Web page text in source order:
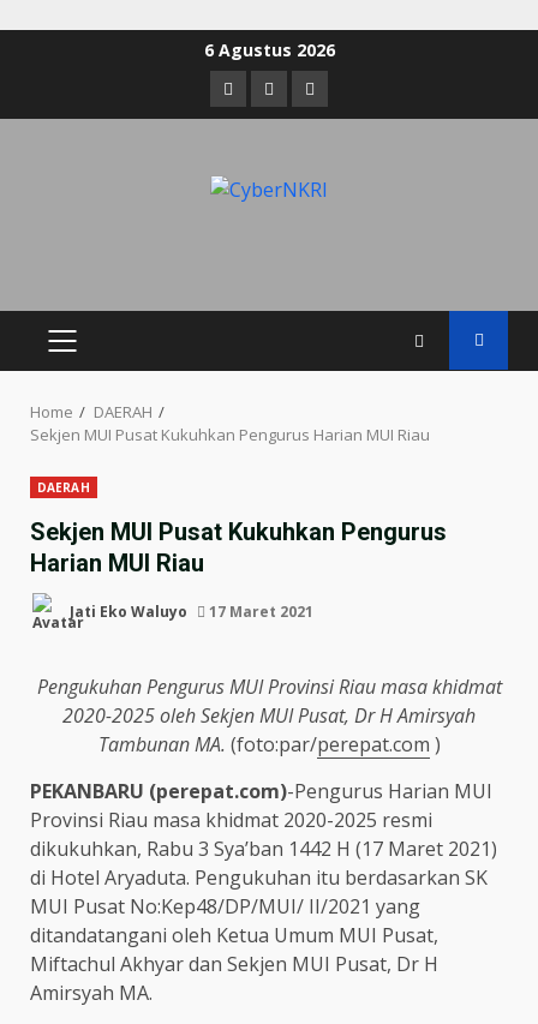
6 Agustus 2026
Home
DAERAH
Sekjen MUI Pusat Kukuhkan Pengurus Harian MUI Riau
DAERAH
Sekjen MUI Pusat Kukuhkan Pengurus
Harian MUI Riau
Jati Eko Waluyo 17 Maret 2021
Pengukuhan Pengurus MUI Provinsi Riau masa khidmat
2020-2025 oleh Sekjen MUI Pusat, Dr H Amirsyah
Tambunan MA. (foto:par/perepat.com )
PEKANBARU (perepat.com)-Pengurus Harian MUI
Provinsi Riau masa khidmat 2020-2025 resmi
dikukuhkan, Rabu 3 Sya’ban 1442 H (17 Maret 2021)
di Hotel Aryaduta. Pengukuhan itu berdasarkan SK
MUI Pusat No:Kep48/DP/MUI/ II/2021 yang
ditandatangani oleh Ketua Umum MUI Pusat,
Miftachul Akhyar dan Sekjen MUI Pusat, Dr H
Amirsyah MA.